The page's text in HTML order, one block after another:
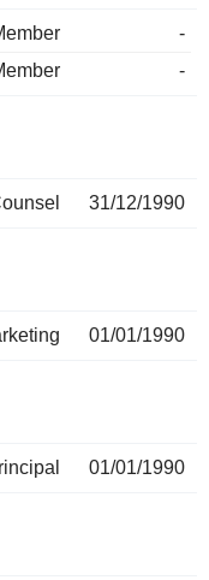
-
-
31/12/1990
01/01/1990
01/01/1990